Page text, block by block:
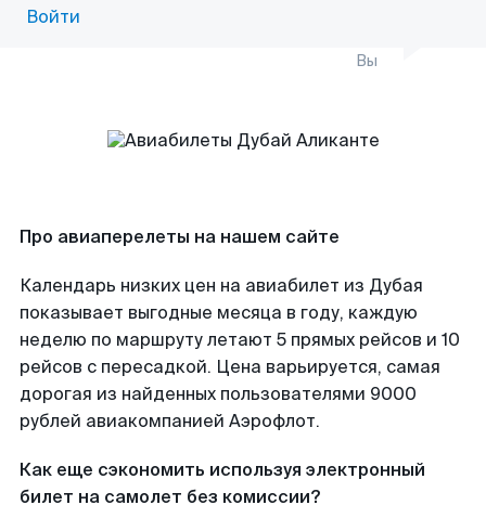
Войти
Вы
Про авиаперелеты на нашем сайте
Календарь низких цен на авиабилет из Дубая
показывает выгодные месяца в году, каждую
неделю по маршруту летают 5 прямых рейсов и 10
рейсов с пересадкой. Цена варьируется, самая
дорогая из найденных пользователями 9000
рублей авиакомпанией Аэрофлот.
Как еще сэкономить используя электронный
билет на самолет без комиссии?